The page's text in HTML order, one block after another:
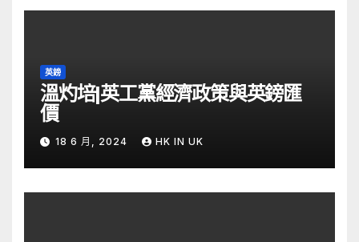
英鎊
溫灼培|英工黨經濟政策與英鎊匯
價
18 6 月, 2024 HK IN UK